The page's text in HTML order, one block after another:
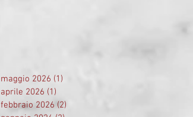
maggio 2026 (1)
aprile 2026 (1)
febbraio 2026 (2)